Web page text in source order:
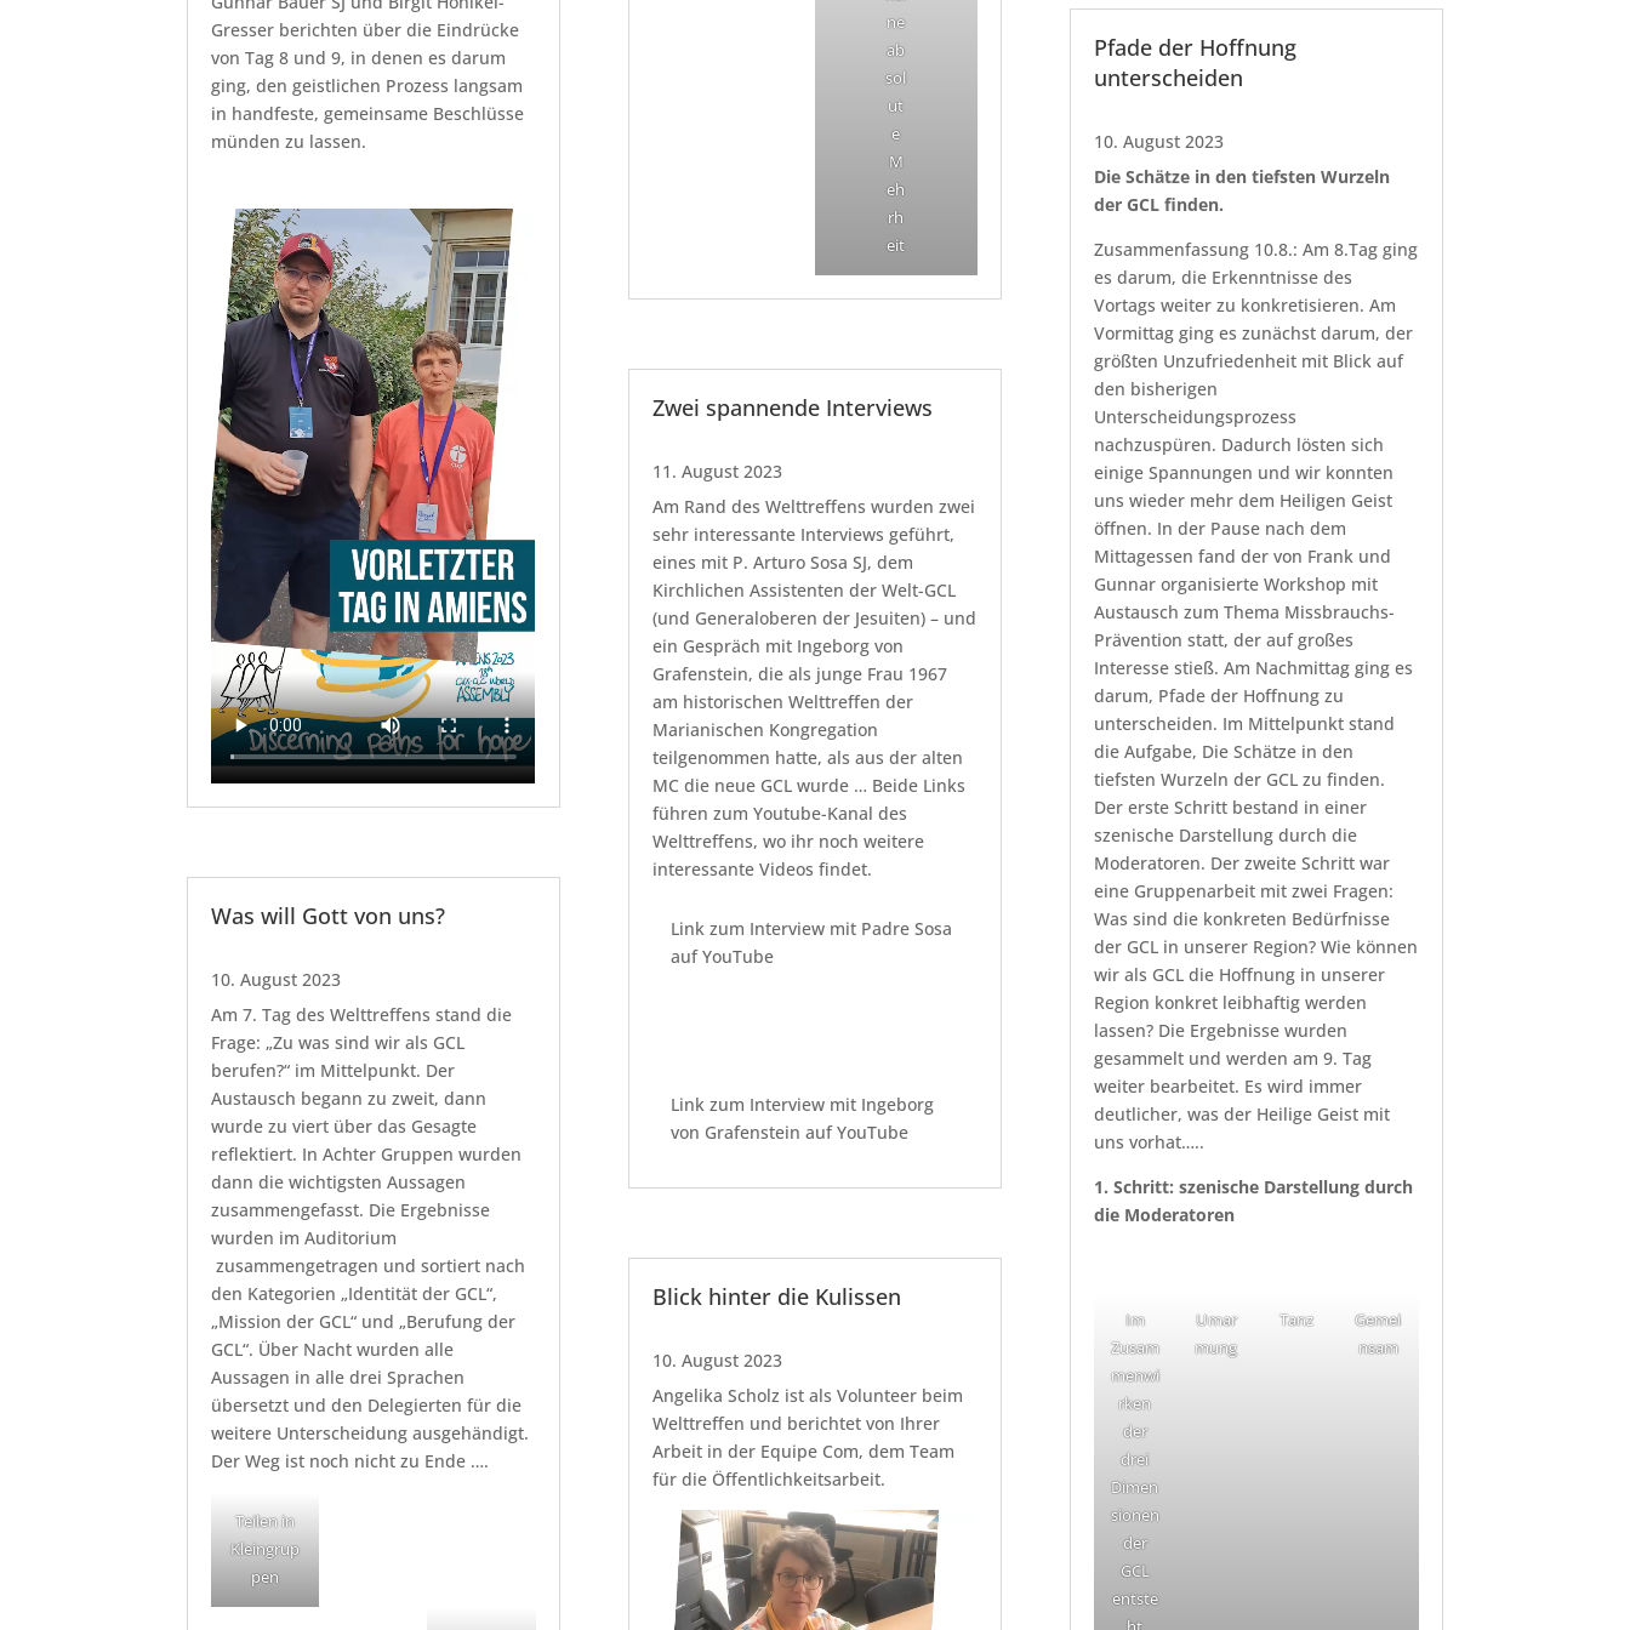
Gresser berichten über die Eindrücke
von Tag 8 und 9, in denen es darum
ging, den geistlichen Prozess langsam
in handfeste, gemeinsame Beschlüsse
münden zu lassen.
Was will Gott von uns?
10. August 2023
Am 7. Tag des Welttreffens stand die
Frage: „Zu was sind wir als GCL
berufen?“ im Mittelpunkt. Der
Austausch begann zu zweit, dann
wurde zu viert über das Gesagte
reflektiert. In Achter Gruppen wurden
dann die wichtigsten Aussagen
zusammengefasst. Die Ergebnisse
wurden im Auditorium
zusammengetragen und sortiert nach
den Kategorien „Identität der GCL“,
„Mission der GCL“ und „Berufung der
GCL“. Über Nacht wurden alle
Aussagen in alle drei Sprachen
übersetzt und den Delegierten für die
weitere Unterscheidung ausgehändigt.
Der Weg ist noch nicht zu Ende ….
Teilen in
Kleingrup
pen
ne
ab
sol
ut
e
M
eh
rh
eit
Zwei spannende Interviews
11. August 2023
Am Rand des Welttreffens wurden zwei
sehr interessante Interviews geführt,
eines mit P. Arturo Sosa SJ, dem
Kirchlichen Assistenten der Welt-GCL
(und Generaloberen der Jesuiten) – und
ein Gespräch mit Ingeborg von
Grafenstein, die als junge Frau 1967
am historischen Welttreffen der
Marianischen Kongregation
teilgenommen hatte, als aus der alten
MC die neue GCL wurde … Beide Links
führen zum Youtube-Kanal des
Welttreffens, wo ihr noch weitere
interessante Videos findet.
Link zum Interview mit Padre Sosa
auf YouTube
Link zum Interview mit Ingeborg
von Grafenstein auf YouTube
Blick hinter die Kulissen
10. August 2023
Angelika Scholz ist als Volunteer beim
Welttreffen und berichtet von Ihrer
Arbeit in der Equipe Com, dem Team
für die Öffentlichkeitsarbeit.
Pfade der Hoffnung
unterscheiden
10. August 2023
Die Schätze in den tiefsten Wurzeln
der GCL finden.
Zusammenfassung 10.8.: Am 8.Tag ging
es darum, die Erkenntnisse des
Vortags weiter zu konkretisieren. Am
Vormittag ging es zunächst darum, der
größten Unzufriedenheit mit Blick auf
den bisherigen
Unterscheidungsprozess
nachzuspüren. Dadurch lösten sich
einige Spannungen und wir konnten
uns wieder mehr dem Heiligen Geist
öffnen. In der Pause nach dem
Mittagessen fand der von Frank und
Gunnar organisierte Workshop mit
Austausch zum Thema Missbrauchs-
Prävention statt, der auf großes
Interesse stieß. Am Nachmittag ging es
darum, Pfade der Hoffnung zu
unterscheiden. Im Mittelpunkt stand
die Aufgabe, Die Schätze in den
tiefsten Wurzeln der GCL zu finden.
Der erste Schritt bestand in einer
szenische Darstellung durch die
Moderatoren. Der zweite Schritt war
eine Gruppenarbeit mit zwei Fragen:
Was sind die konkreten Bedürfnisse
der GCL in unserer Region? Wie können
wir als GCL die Hoffnung in unserer
Region konkret leibhaftig werden
lassen? Die Ergebnisse wurden
gesammelt und werden am 9. Tag
weiter bearbeitet. Es wird immer
deutlicher, was der Heilige Geist mit
uns vorhat…..
1. Schritt: szenische Darstellung durch
die Moderatoren
Im
Zusam
menwi
rken
der
drei
Dimen
sionen
der
GCL
entste
Umar
mung
Tanz
Gemei
nsam